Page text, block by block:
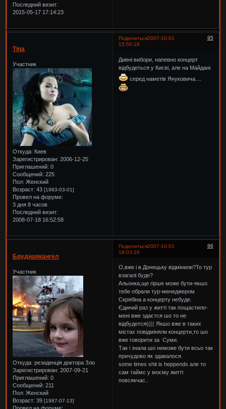
Последний визит:
2015-05-17 17:14:23
Поделиться 95
2007-10-01
15:50:18
Tina
Участник
Откуда: Киев
Зарегистрирован: 2006-12-25
Приглашений: 0
Сообщений: 225
Пол: Женский
Возраст: 43[1983-03-01]
Провел на форуме:
3 дня 8 часов
Последний визит:
2008-07-18 16:52:58
Дивні вибори, напевно концерт
відбудеться у Києві, але на Майдані
серед наметів Януковича....
Поделиться 96
2007-10-01
18:03:26
Бруднаякангел
Участник
Откуда: резиденція доктора Зло
Зарегистрирован: 2007-09-21
Приглашений: 0
Сообщений: 211
Пол: Женский
Возраст: 39[1987-07-13]
О,вже і в Донецьку відмінили?То тур
взагалі буде?
Альонка,ще гірше може бути-якшо
тебе обрали тур-менеджером
Скрябіна а концерту небуде.
Єдиний раз у житті так пощастило-
мені вже здаєтся шо то не
відбудется(((( Якшо вже в таких
містах повідміняли концерти,то шо
вже говорити за Суми.
Так і знала шо неможе бути всьо так
причудово як здавалося.
some times shit is heppends але то
сам таймс у моєму житті
повсякчас..